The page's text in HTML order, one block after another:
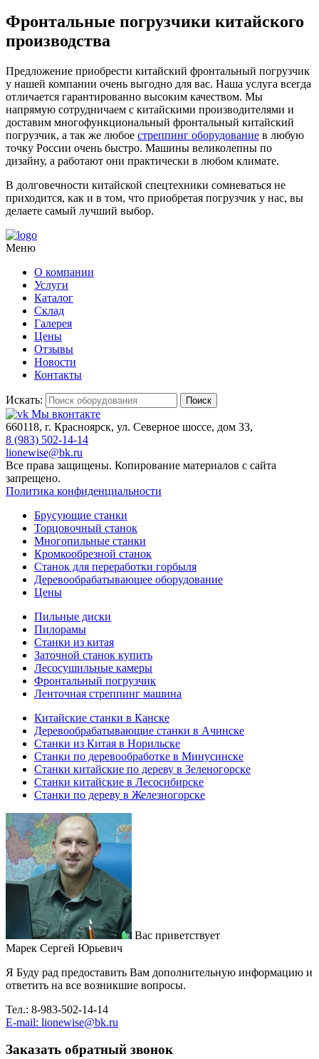
Фронтальные погрузчики китайского
производства
Предложение приобрести китайский фронтальный погрузчик
у нашей компании очень выгодно для вас. Наша услуга всегда
отличается гарантированно высоким качеством. Мы
напрямую сотрудничаем с китайскими производителями и
доставим многофункциональный фронтальный китайский
погрузчик, а так же любое стреппинг оборудование в любую
точку России очень быстро. Машины великолепны по
дизайну, а работают они практически в любом климате.
В долговечности китайской спецтехники сомневаться не
приходится, как и в том, что приобретая погрузчик у нас, вы
делаете самый лучший выбор.
Меню
О компании
Услуги
Каталог
Склад
Галерея
Цены
Отзывы
Новости
Контакты
Искать: Поиск
Мы вконтакте
660118, г. Красноярск, ул. Северное шоссе, дом 33,
8 (983) 502-14-14
lionewise@bk.ru
Все права защищены. Копирование материалов с сайта
запрещено.
Политика конфиденциальности
Брусующие станки
Торцовочный станок
Многопильные станки
Кромкообрезной станок
Станок для переработки горбыля
Деревообрабатывающее оборудование
Цены
Пильные диски
Пилорамы
Станки из китая
Заточной станок купить
Лесосушильные камеры
Фронтальный погрузчик
Ленточная стреппинг машина
Китайские станки в Канске
Деревообрабатывающие станки в Ачинске
Станки из Китая в Норильске
Станки по деревообработке в Минусинске
Станки китайские по дереву в Зеленогорске
Станки китайские в Лесосибирске
Станки по дереву в Железногорске
Вас приветствует
Марек Сергей Юрьевич
Я Буду рад предоставить Вам дополнительную информацию и
ответить на все возникшие вопросы.
Тел.: 8-983-502-14-14
E-mail: lionewise@bk.ru
Заказать обратный звонок